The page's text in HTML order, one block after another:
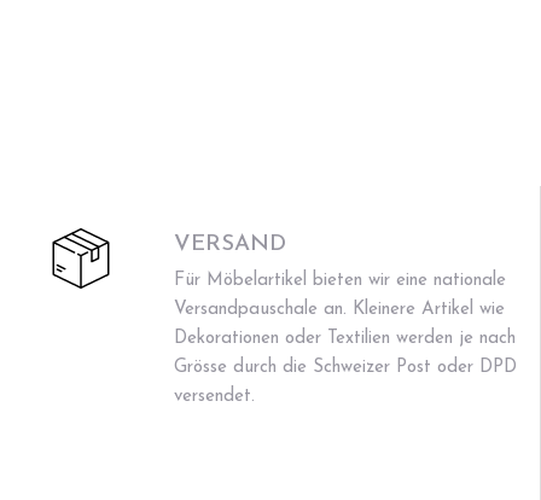
VERSAND
Für Möbelartikel bieten wir eine nationale
Versandpauschale an. Kleinere Artikel wie
Dekorationen oder Textilien werden je nach
Grösse durch die Schweizer Post oder DPD
versendet.